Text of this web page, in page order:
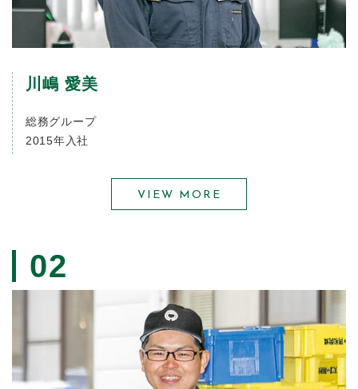
川嶋 愛美
総務グループ
2015年入社
VIEW MORE
02